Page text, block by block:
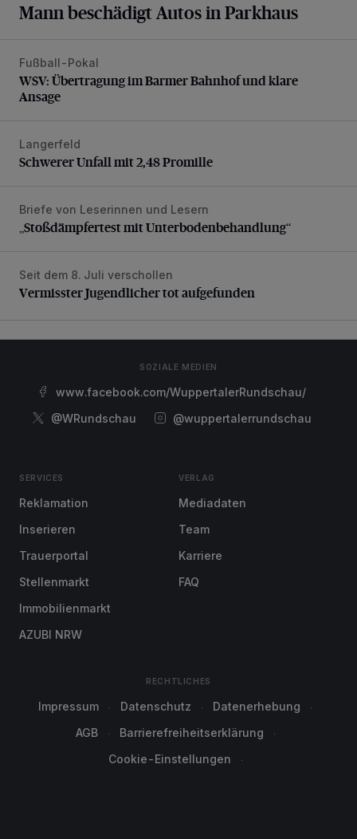
Mann beschädigt Autos in Parkhaus
WSV: Übertragung im Barmer Bahnhof und klare Ansage
Fußball-Pokal
WSV: Übertragung im Barmer Bahnhof und klare
Ansage
Schwerer Unfall mit 2,48 Promille
Langerfeld
Schwerer Unfall mit 2,48 Promille
„Stoßdämpfertest mit Unterbodenbehandlung“
Briefe von Leserinnen und Lesern
„Stoßdämpfertest mit Unterbodenbehandlung“
Vermisster Jugendlicher tot aufgefunden
Seit dem 8. Juli verschollen
Vermisster Jugendlicher tot aufgefunden
SOZIALE MEDIEN
www.facebook.com/WuppertalerRundschau/
@WRundschau
@wuppertalerrundschau
SERVICES
Reklamation
Inserieren
Trauerportal
Stellenmarkt
Immobilienmarkt
AZUBI NRW
VERLAG
Mediadaten
Team
Karriere
FAQ
RECHTLICHES
Impressum Datenschutz
Datenerhebung
AGB
Barrierefreiheitserklärung
Cookie-Einstellungen